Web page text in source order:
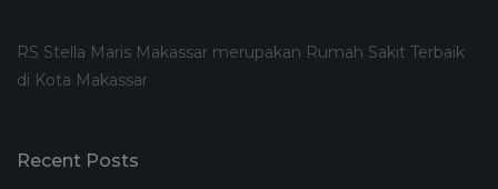
RS Stella Maris Makassar merupakan Rumah Sakit Terbaik
di Kota Makassar
Recent Posts